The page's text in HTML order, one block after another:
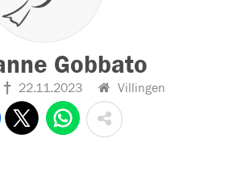
Gobbato
22.11.2023 Villingen